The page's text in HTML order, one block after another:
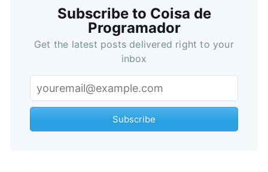
Subscribe to Coisa de
Programador
Get the latest posts delivered right to your
inbox
Subscribe